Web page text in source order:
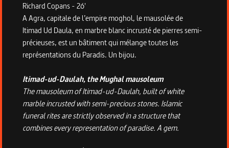
Richard Copans - 26'
A Agra, capitale de l’empire moghol, le mausolée de
Itimad Ud Daula, en marbre blanc incrusté de pierres semi-
précieuses, est un bâtiment qui mélange toutes les
représentations du Paradis. Un bijou.
Itimad-ud-Daulah, the Mughal mausoleum
The mausoleum of Itimad-ud-Daulah, built of white
marble incrusted with semi-precious stones. Islamic
funeral rites are strictly observed in a structure that
combines every representation of paradise. A gem.